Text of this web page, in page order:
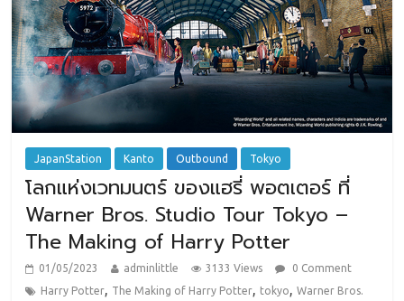
JapanStation Kanto Outbound Tokyo
โลกแห่งเวทมนตร์ ของแฮรี่ พอตเตอร์ ที่
Warner Bros. Studio Tour Tokyo –
The Making of Harry Potter
01/05/2023 adminlittle 3133 Views
0 Comment
Harry Potter, The Making of Harry Potter, tokyo,Warner Bros.